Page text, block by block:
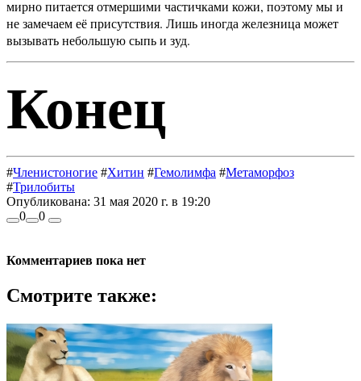
мирно питается отмершими частичками кожи, поэтому мы и
не замечаем её присутствия. Лишь иногда железница может
вызывать небольшую сыпь и зуд.
Конец
#Членистоногие #Хитин #Гемолимфа #Метаморфоз
#Трилобиты
Опубликована: 31 мая 2020 г. в 19:20
0
0
Комментариев пока нет
Смотрите также: